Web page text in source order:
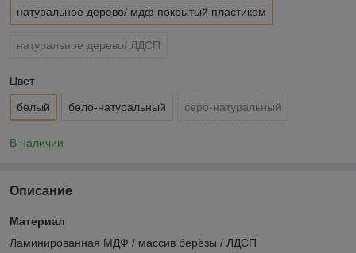
натуральное дерево/ мдф покрытый пластиком
натуральное дерево/ ЛДСП
Цвет
белый бело-натуральный серо-натуральный
В наличии
Описание
Материал
Ламинированная МДФ / массив берёзы / ЛДСП